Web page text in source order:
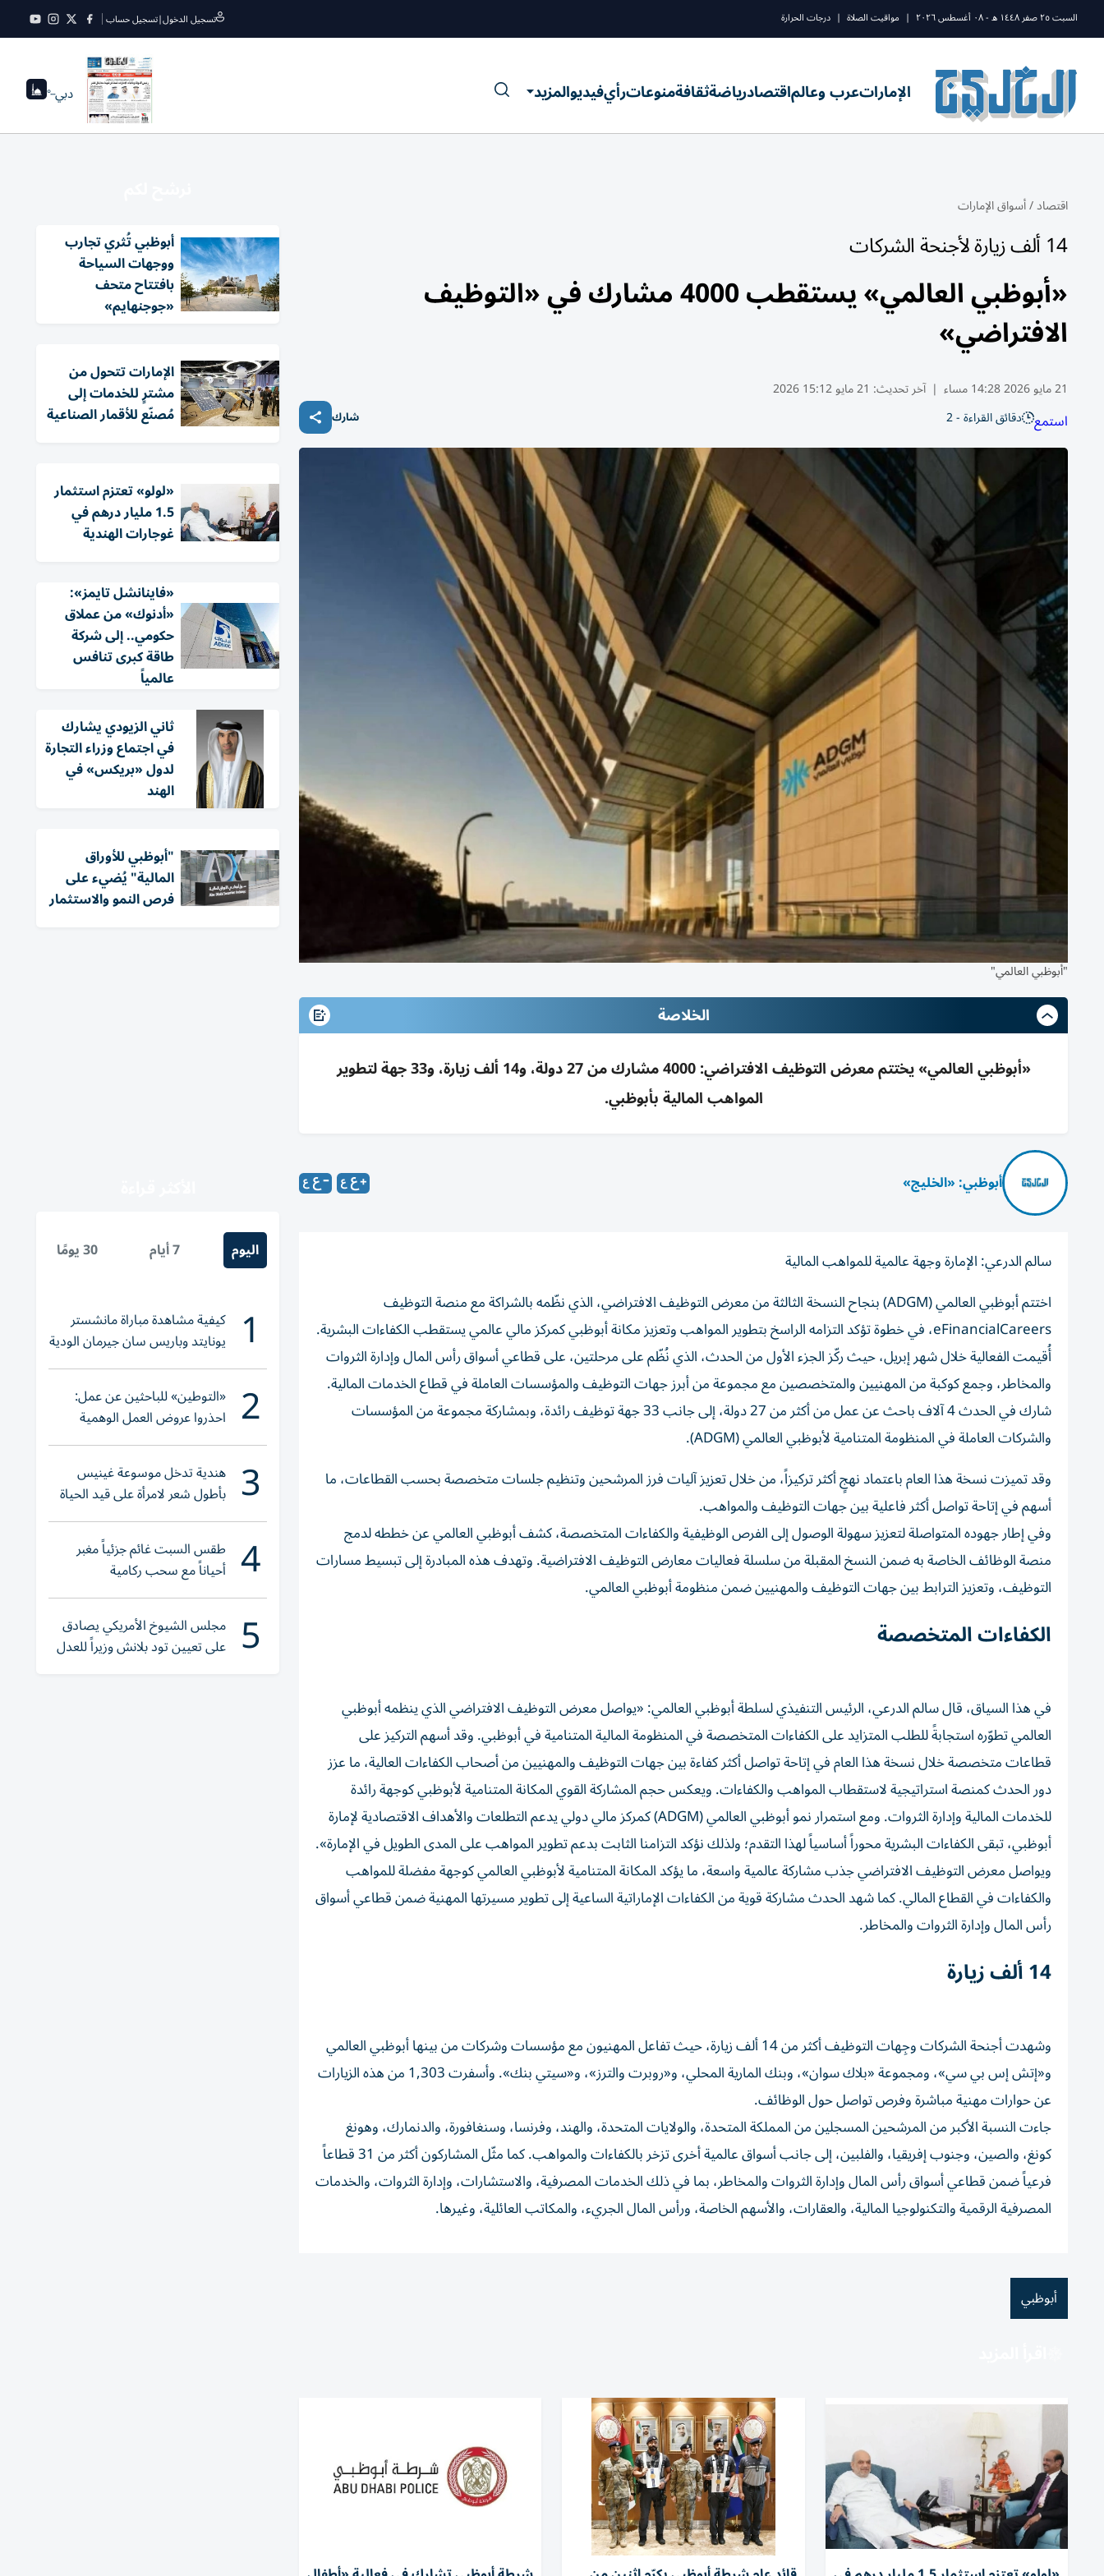
السبت ٢٥ صفر ١٤٤٨ ه - ٠٨ أغسطس ٢٠٢٦ | مواقيت الصلاة | درجات الحرارة تسجيل الدخول|تسجيل حساب
الإماراتعرب وعالماقتصادرياضةثقافةمنوعاترأيفيديوالمزيد دبي--°
اقتصاد/أسواق الإمارات
14 ألف زيارة لأجنحة الشركات
«أبوظبي العالمي» يستقطب 4000 مشارك في «التوظيف
الافتراضي»
21 مايو 2026 14:28 مساء | آخر تحديث: 21 مايو 15:12 2026
استمع دقائق القراءة - 2 شارك
"أبوظبي العالمي"
الخلاصة
«أبوظبي العالمي» يختتم معرض التوظيف الافتراضي: 4000 مشارك من 27 دولة، و14 ألف زيارة، و33 جهة لتطوير
المواهب المالية بأبوظبي.
أبوظبي: «الخليج»
سالم الدرعي: الإمارة وجهة عالمية للمواهب المالية
اختتم أبوظبي العالمي (ADGM) بنجاح النسخة الثالثة من معرض التوظيف الافتراضي، الذي نظّمه بالشراكة مع منصة التوظيف
eFinancialCareers، في خطوة تؤكد التزامه الراسخ بتطوير المواهب وتعزيز مكانة أبوظبي كمركز مالي عالمي يستقطب الكفاءات البشرية.
أُقيمت الفعالية خلال شهر إبريل، حيث ركّز الجزء الأول من الحدث، الذي نُظّم على مرحلتين، على قطاعي أسواق رأس المال وإدارة الثروات
والمخاطر، وجمع كوكبة من المهنيين والمتخصصين مع مجموعة من أبرز جهات التوظيف والمؤسسات العاملة في قطاع الخدمات المالية.
شارك في الحدث 4 آلاف باحث عن عمل من أكثر من 27 دولة، إلى جانب 33 جهة توظيف رائدة، وبمشاركة مجموعة من المؤسسات
والشركات العاملة في المنظومة المتنامية لأبوظبي العالمي (ADGM).
وقد تميزت نسخة هذا العام باعتماد نهجٍ أكثر تركيزاً، من خلال تعزيز آليات فرز المرشحين وتنظيم جلسات متخصصة بحسب القطاعات، ما
أسهم في إتاحة تواصل أكثر فاعلية بين جهات التوظيف والمواهب.
وفي إطار جهوده المتواصلة لتعزيز سهولة الوصول إلى الفرص الوظيفية والكفاءات المتخصصة، كشف أبوظبي العالمي عن خططه لدمج
منصة الوظائف الخاصة به ضمن النسخ المقبلة من سلسلة فعاليات معارض التوظيف الافتراضية. وتهدف هذه المبادرة إلى تبسيط مسارات
التوظيف، وتعزيز الترابط بين جهات التوظيف والمهنيين ضمن منظومة أبوظبي العالمي.
الكفاءات المتخصصة
في هذا السياق، قال سالم الدرعي، الرئيس التنفيذي لسلطة أبوظبي العالمي: «يواصل معرض التوظيف الافتراضي الذي ينظمه أبوظبي
العالمي تطوّره استجابةً للطلب المتزايد على الكفاءات المتخصصة في المنظومة المالية المتنامية في أبوظبي. وقد أسهم التركيز على
قطاعات متخصصة خلال نسخة هذا العام في إتاحة تواصل أكثر كفاءة بين جهات التوظيف والمهنيين من أصحاب الكفاءات العالية، ما عزز
دور الحدث كمنصة استراتيجية لاستقطاب المواهب والكفاءات. ويعكس حجم المشاركة القوي المكانة المتنامية لأبوظبي كوجهة رائدة
للخدمات المالية وإدارة الثروات. ومع استمرار نمو أبوظبي العالمي (ADGM) كمركز مالي دولي يدعم التطلعات والأهداف الاقتصادية لإمارة
أبوظبي، تبقى الكفاءات البشرية محوراً أساسياً لهذا التقدم؛ ولذلك نؤكد التزامنا الثابت بدعم تطوير المواهب على المدى الطويل في الإمارة».
ويواصل معرض التوظيف الافتراضي جذب مشاركة عالمية واسعة، ما يؤكد المكانة المتنامية لأبوظبي العالمي كوجهة مفضلة للمواهب
والكفاءات في القطاع المالي. كما شهد الحدث مشاركة قوية من الكفاءات الإماراتية الساعية إلى تطوير مسيرتها المهنية ضمن قطاعي أسواق
رأس المال وإدارة الثروات والمخاطر.
14 ألف زيارة
وشهدت أجنحة الشركات وجِهات التوظيف أكثر من 14 ألف زيارة، حيث تفاعل المهنيون مع مؤسسات وشركات من بينها أبوظبي العالمي
و«إتش إس بي سي»، ومجموعة «بلاك سوان»، وبنك المارية المحلي، و«روبرت والترز»، و«سيتي بنك». وأسفرت 1,303 من هذه الزيارات
عن حوارات مهنية مباشرة وفرص تواصل حول الوظائف.
جاءت النسبة الأكبر من المرشحين المسجلين من المملكة المتحدة، والولايات المتحدة، والهند، وفرنسا، وسنغافورة، والدنمارك، وهونغ
كونغ، والصين، وجنوب إفريقيا، والفلبين، إلى جانب أسواق عالمية أخرى تزخر بالكفاءات والمواهب. كما مثّل المشاركون أكثر من 31 قطاعاً
فرعياً ضمن قطاعي أسواق رأس المال وإدارة الثروات والمخاطر، بما في ذلك الخدمات المصرفية، والاستشارات، وإدارة الثروات، والخدمات
المصرفية الرقمية والتكنولوجيا المالية، والعقارات، والأسهم الخاصة، ورأس المال الجريء، والمكاتب العائلية، وغيرها.
أبوظبي
أبوظبي تُثري تجارب
ووجهات السياحة
بافتتاح متحف
«جوجنهايم»
الإمارات تتحول من
مشترٍ للخدمات إلى
مُصنّع للأقمار الصناعية
«لولو» تعتزم استثمار
1.5 مليار درهم في
غوجارات الهندية
«فاينانشل تايمز»:
«أدنوك» من عملاق
حكومي.. إلى شركة
طاقة كبرى تنافس
عالمياً
ثاني الزيودي يشارك
في اجتماع وزراء التجارة
لدول «بريكس» في
الهند
"أبوظبي للأوراق
المالية" يُضيء على
فرص النمو والاستثمار
اليوم 7 أيام 30 يومًا
1 كيفية مشاهدة مباراة مانشستر
يونايتد وباريس سان جيرمان الودية
والقنوات الناقلة
2 «التوطين» للباحثين عن عمل:
احذروا عروض العمل الوهمية
وتحققوا عبر «الباركود»
3 هندية تدخل موسوعة غينيس
بأطول شعر لامرأة على قيد الحياة
4 طقس السبت غائم جزئياً مغبر
أحياناً مع سحب ركامية
5 مجلس الشيوخ الأمريكي يصادق
على تعيين تود بلانش وزيراً للعدل